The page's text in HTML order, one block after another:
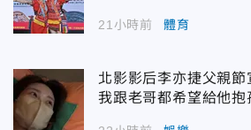
21小時前 體育
北影影后李亦捷父親節
我跟老哥都希望給他抱